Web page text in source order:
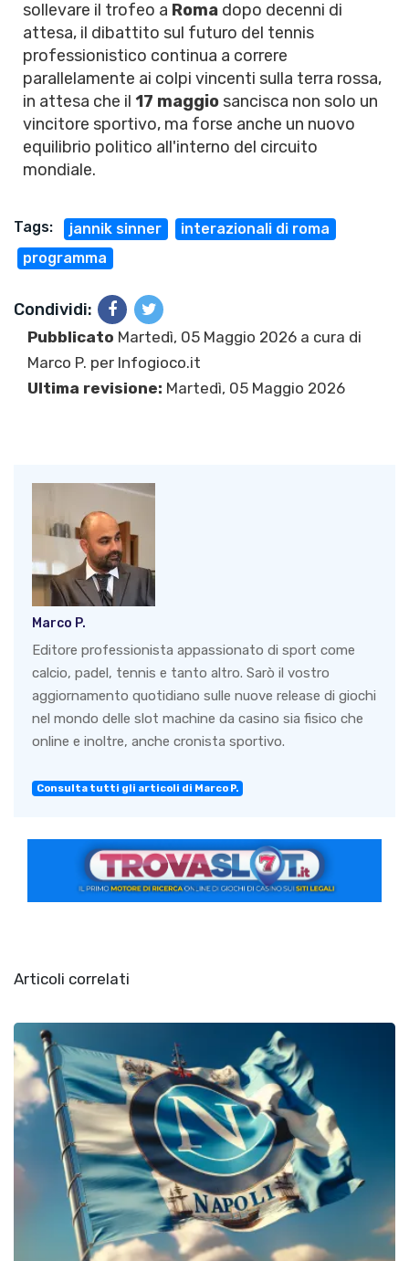
sollevare il trofeo a Roma dopo decenni di
attesa, il dibattito sul futuro del tennis
professionistico continua a correre
parallelamente ai colpi vincenti sulla terra rossa,
in attesa che il 17 maggio sancisca non solo un
vincitore sportivo, ma forse anche un nuovo
equilibrio politico all'interno del circuito
mondiale.
Tags: jannik sinner
interazionali di roma
programma
Condividi:
Pubblicato Martedì, 05 Maggio 2026 a cura di
Marco P. per Infogioco.it
Ultima revisione: Martedì, 05 Maggio 2026
Marco P.
Editore professionista appassionato di sport come
calcio, padel, tennis e tanto altro. Sarò il vostro
aggiornamento quotidiano sulle nuove release di giochi
nel mondo delle slot machine da casino sia fisico che
online e inoltre, anche cronista sportivo.
Consulta tutti gli articoli di Marco P.
Articoli correlati